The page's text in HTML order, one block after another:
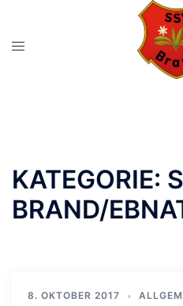
springen
KATEGORIE:
BRAND/
8. OKTOBER 2017